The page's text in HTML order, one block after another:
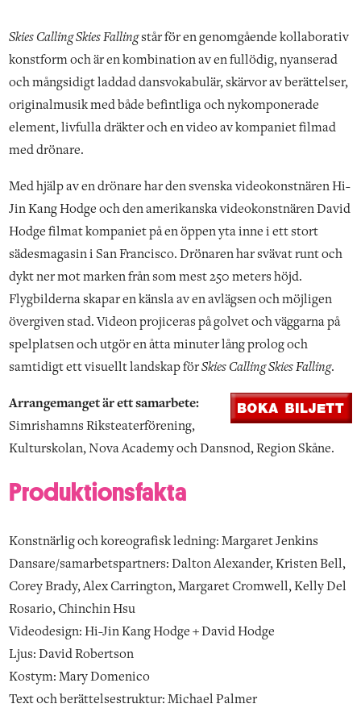
Skies Calling Skies Fallingstår för en genomgående kollaborativ
konstform och är en kombination av en fullödig, nyanserad
och mångsidigt laddad dansvokabulär, skärvor av berättelser,
originalmusik med både befintliga och nykomponerade
element, livfulla dräkter och en video av kompaniet filmad
med drönare.
Med hjälp av en drönare har den svenska videokonstnären Hi-
Jin Kang Hodge och den amerikanska videokonstnären David
Hodge filmat kompaniet på en öppen yta inne i ett stort
sädesmagasin i San Francisco. Drönaren har svävat runt och
dykt ner mot marken från som mest 250 meters höjd.
Flygbilderna skapar en känsla av en avlägsen och möjligen
övergiven stad. Videon projiceras på golvet och väggarna på
spelplatsen och utgör en åtta minuter lång prolog och
samtidigt ett visuellt landskap förSkies Calling Skies Falling.
Arrangemanget är ett samarbete:
Simrishamns Riksteaterförening,
Kulturskolan, Nova Academy och Dansnod, Region Skåne.
Produktionsfakta
Konstnärlig och koreografisk ledning: Margaret Jenkins
Dansare/samarbetspartners: Dalton Alexander, Kristen Bell,
Corey Brady, Alex Carrington, Margaret Cromwell, Kelly Del
Rosario, Chinchin Hsu
Videodesign: Hi-Jin Kang Hodge + David Hodge
Ljus: David Robertson
Kostym: Mary Domenico
Text och berättelsestruktur: Michael Palmer